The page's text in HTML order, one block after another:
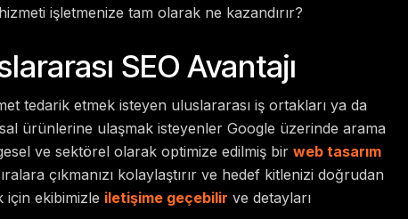
işletmenize tam olarak ne kazandırır?
SEO Avantajı
tedarik etmek isteyen uluslararası iş ortakları ya da
ürünlerine ulaşmak isteyenler Google üzerinde arama
ve sektörel olarak optimize edilmiş bir web tasarım
çıkmanızı kolaylaştırır ve hedef kitlenizi doğrudan
için ekibimizle iletişime geçebilir ve detayları